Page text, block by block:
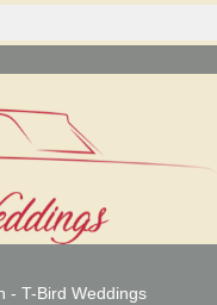
- T-Bird Weddings